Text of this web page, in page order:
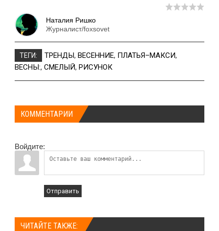
Наталия Ришко
Журналист/foxsovet
ТЕГИ: ТРЕНДЫ, ВЕСЕННИЕ, ПЛАТЬЯ–МАКСИ,
ВЕСНЫ:, СМЕЛЫЙ, РИСУНОК
КОММЕНТАРИИ
Войдите:
Отправить
ЧИТАЙТЕ ТАКЖЕ: